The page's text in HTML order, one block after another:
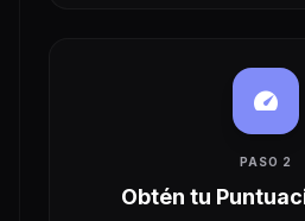
speed
PASO 2
Obtén tu